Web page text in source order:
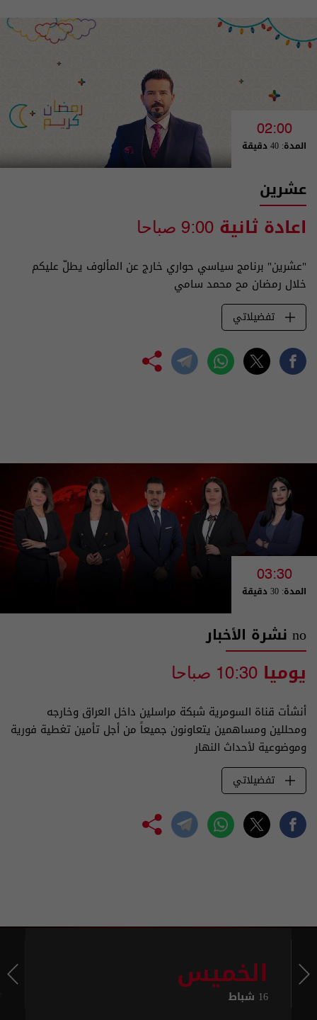
02:00
المدة: 40 دقيقة
عشرين
اعادة ثانية 9:00 صباحا
"عشرين" برنامج سياسي حواري خارج عن المألوف يطلّ عليكم
خلال رمضان مح محمد سامي
تفضيلاتي
03:30
المدة: 30 دقيقة
no نشرة الأخبار
يوميا 10:30 صباحا
أنشأت قناة السومرية شبكة مراسلين داخل العراق وخارجه
ومحللين ومساهمين يتعاونون جميعاً من أجل تأمين تغطية فورية
وموضوعية لأحداث النهار
تفضيلاتي
الخميس
16 شباط